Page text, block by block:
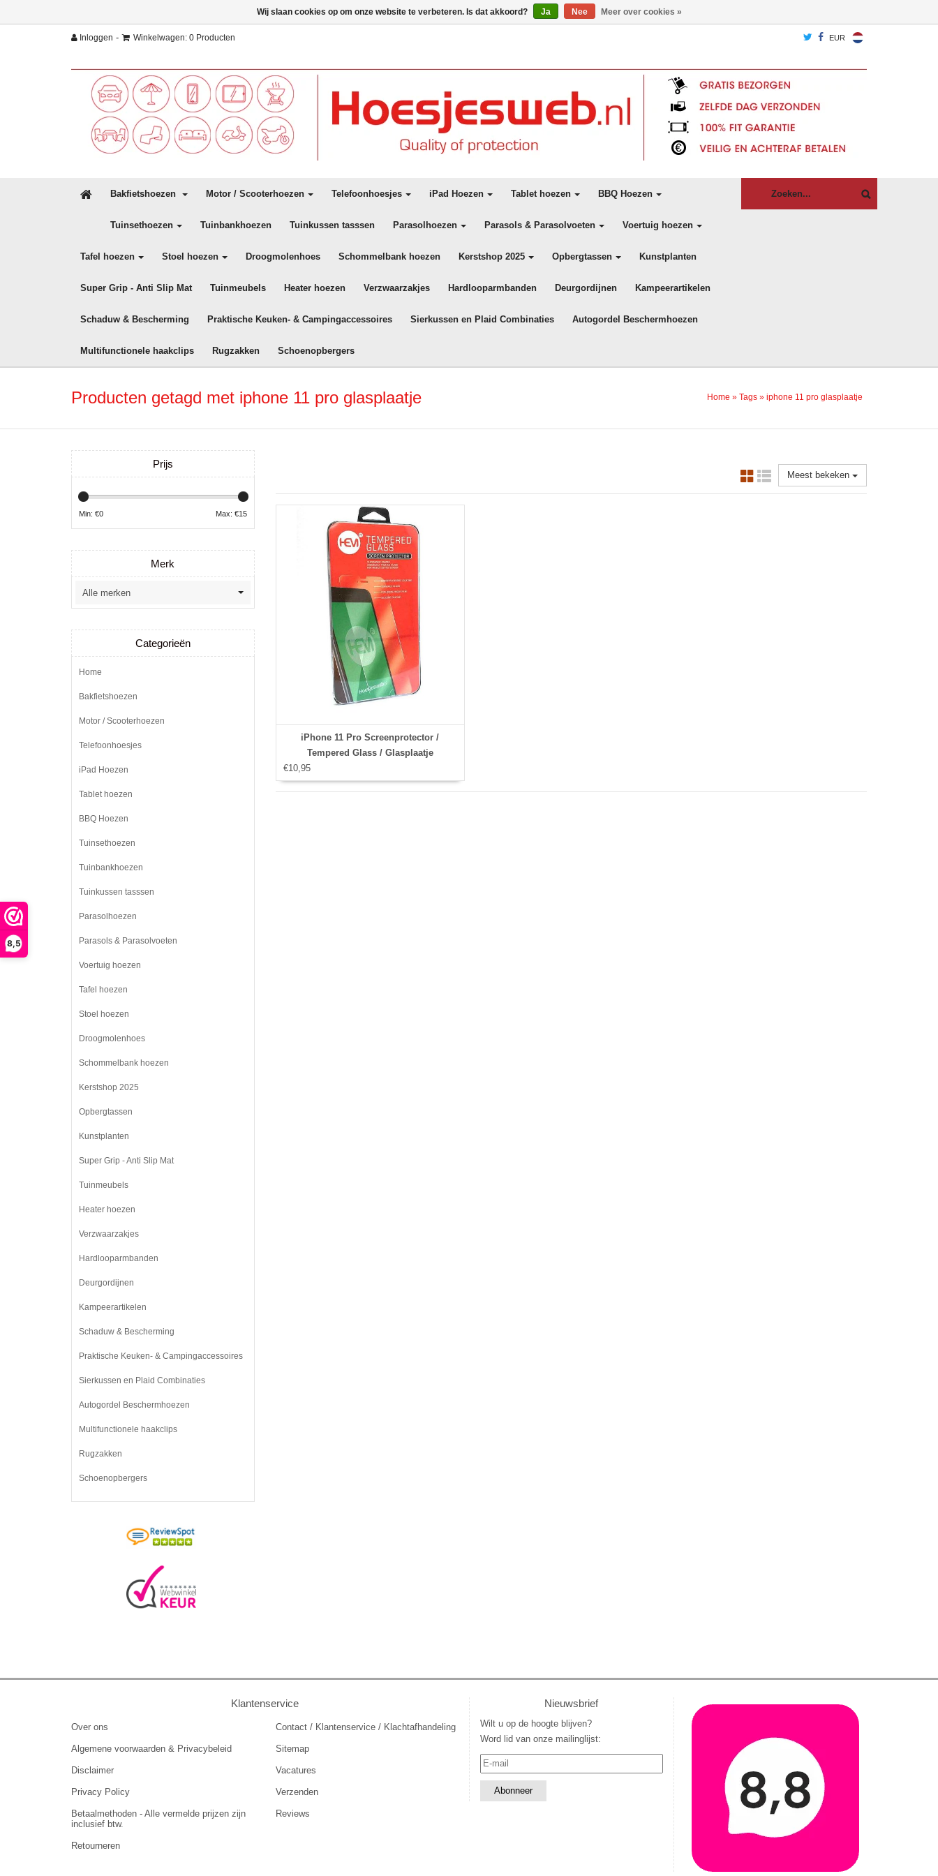
8,5
Inloggen - Winkelwagen: 0 Producten EUR
Bakfietshoezen Motor / Scooterhoezen Telefoonhoesjes iPad Hoezen Tablet hoezen BBQ Hoezen
Tuinsethoezen Tuinbankhoezen Tuinkussen tasssen Parasolhoezen Parasols & Parasolvoeten Voertuig hoezen
Tafel hoezen Stoel hoezen Droogmolenhoes Schommelbank hoezen Kerstshop 2025 Opbergtassen Kunstplanten
Super Grip - Anti Slip Mat Tuinmeubels Heater hoezen Verzwaarzakjes Hardlooparmbanden Deurgordijnen Kampeerartikelen
Schaduw & Bescherming Praktische Keuken- & Campingaccessoires Sierkussen en Plaid Combinaties Autogordel Beschermhoezen
Multifunctionele haakclips Rugzakken Schoenopbergers
Producten getagd met iphone 11 pro glasplaatje Home » Tags » iphone 11 pro glasplaatje
Meest bekeken
iPhone 11 Pro Screenprotector /
Tempered Glass / Glasplaatje
€10,95
Prijs
Min: €0 Max: €15
Merk
Categorieën
Home
Bakfietshoezen
Motor / Scooterhoezen
Telefoonhoesjes
iPad Hoezen
Tablet hoezen
BBQ Hoezen
Tuinsethoezen
Tuinbankhoezen
Tuinkussen tasssen
Parasolhoezen
Parasols & Parasolvoeten
Voertuig hoezen
Tafel hoezen
Stoel hoezen
Droogmolenhoes
Schommelbank hoezen
Kerstshop 2025
Opbergtassen
Kunstplanten
Super Grip - Anti Slip Mat
Tuinmeubels
Heater hoezen
Verzwaarzakjes
Hardlooparmbanden
Deurgordijnen
Kampeerartikelen
Schaduw & Bescherming
Praktische Keuken- & Campingaccessoires
Sierkussen en Plaid Combinaties
Autogordel Beschermhoezen
Multifunctionele haakclips
Rugzakken
Schoenopbergers
Klantenservice
Over ons
Algemene voorwaarden & Privacybeleid
Disclaimer
Privacy Policy
Betaalmethoden - Alle vermelde prijzen zijn
inclusief btw.
Retourneren
Contact / Klantenservice / Klachtafhandeling
Sitemap
Vacatures
Verzenden
Reviews
Nieuwsbrief
Wilt u op de hoogte blijven?
Word lid van onze mailinglijst:
Wij slaan cookies op om onze website te verbeteren. Is dat akkoord? Ja Nee Meer over cookies »